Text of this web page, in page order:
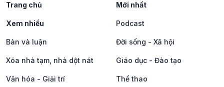
Trang chủ Mới nhất
Xem nhiều Podcast
Bàn và luận Đời sống - Xã hội
Xóa nhà tạm, nhà dột nát Giáo dục - Đào tạo
Văn hóa - Giải trí Thể thao